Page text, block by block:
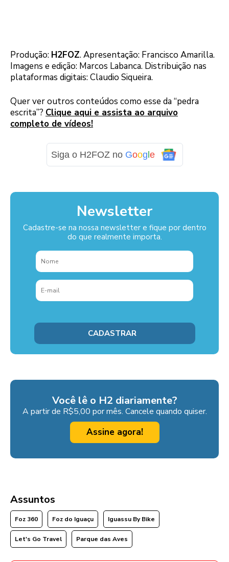
Produção: H2FOZ. Apresentação: Francisco Amarilla.
Imagens e edição: Marcos Labanca. Distribuição nas
plataformas digitais: Claudio Siqueira.
Quer ver outros conteúdos como esse da “pedra
escrita”? Clique aqui e assista ao arquivo
completo de vídeos!
Siga o H2FOZ no Google
Newsletter
Cadastre-se na nossa newsletter e fique por dentro
do que realmente importa.
Você lê o H2 diariamente?
A partir de R$5,00 por mês. Cancele quando quiser.
Assine agora!
Assuntos
Foz 360 Foz do Iguaçu Iguassu By Bike
Let's Go Travel Parque das Aves